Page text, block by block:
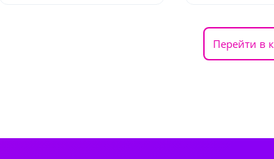
Перейти в